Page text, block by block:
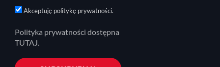
Akceptuję politykę prywatności.
Polityka prywatności dostępna
TUTAJ.